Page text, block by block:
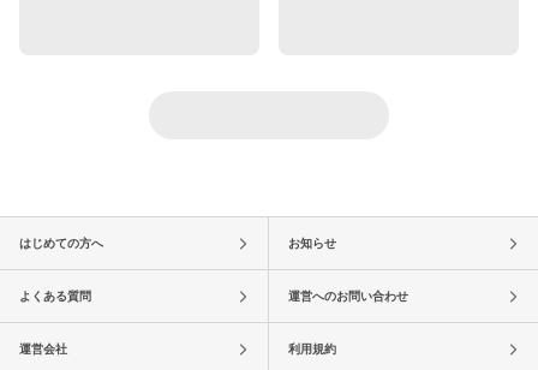
はじめての方へ お知らせ
よくある質問 運営へのお問い合わせ
運営会社 利用規約